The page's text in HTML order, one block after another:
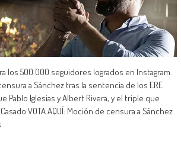
los 500.000 seguidores logrados en Instagram.
a Sánchez tras la sentencia de los ERE
Pablo Iglesias y Albert Rivera, y el triple que
VOTA AQUÍ: Moción de censura a Sánchez